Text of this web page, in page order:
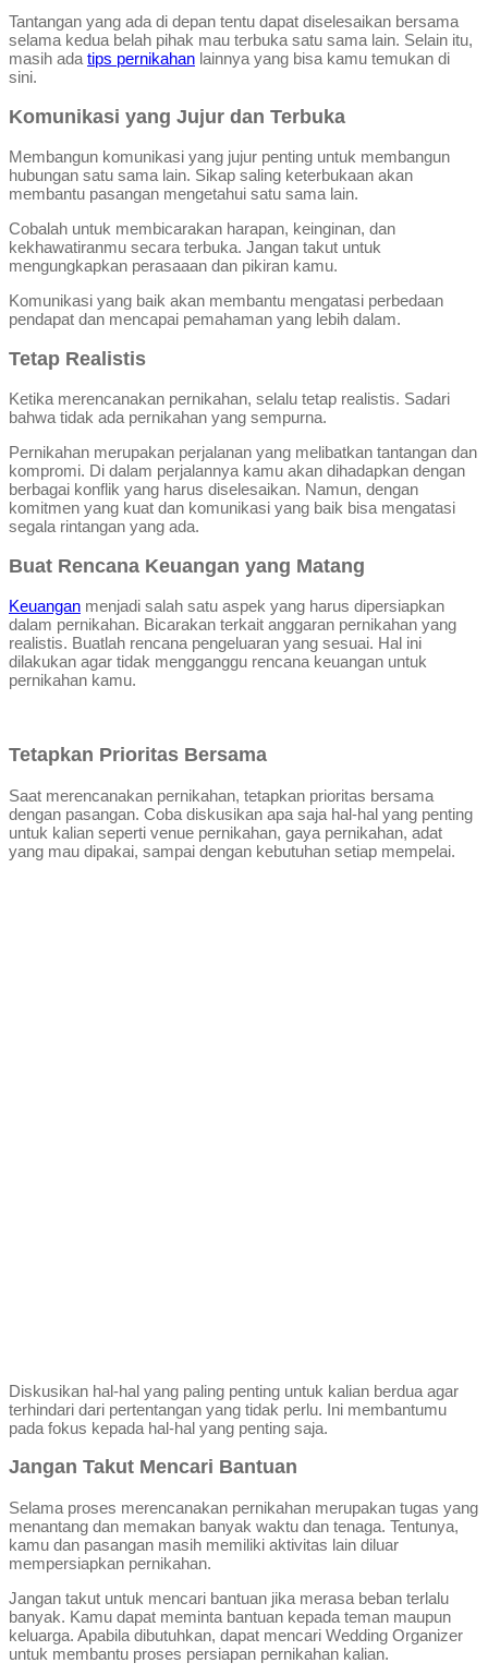
Tantangan yang ada di depan tentu dapat diselesaikan bersama
selama kedua belah pihak mau terbuka satu sama lain. Selain itu,
masih ada tips pernikahan lainnya yang bisa kamu temukan di
sini.
Komunikasi yang Jujur dan Terbuka
Membangun komunikasi yang jujur penting untuk membangun
hubungan satu sama lain. Sikap saling keterbukaan akan
membantu pasangan mengetahui satu sama lain.
Cobalah untuk membicarakan harapan, keinginan, dan
kekhawatiranmu secara terbuka. Jangan takut untuk
mengungkapkan perasaaan dan pikiran kamu.
Komunikasi yang baik akan membantu mengatasi perbedaan
pendapat dan mencapai pemahaman yang lebih dalam.
Tetap Realistis
Ketika merencanakan pernikahan, selalu tetap realistis. Sadari
bahwa tidak ada pernikahan yang sempurna.
Pernikahan merupakan perjalanan yang melibatkan tantangan dan
kompromi. Di dalam perjalannya kamu akan dihadapkan dengan
berbagai konflik yang harus diselesaikan. Namun, dengan
komitmen yang kuat dan komunikasi yang baik bisa mengatasi
segala rintangan yang ada.
Buat Rencana Keuangan yang Matang
Keuangan menjadi salah satu aspek yang harus dipersiapkan
dalam pernikahan. Bicarakan terkait anggaran pernikahan yang
realistis. Buatlah rencana pengeluaran yang sesuai. Hal ini
dilakukan agar tidak mengganggu rencana keuangan untuk
pernikahan kamu.
Tetapkan Prioritas Bersama
Saat merencanakan pernikahan, tetapkan prioritas bersama
dengan pasangan. Coba diskusikan apa saja hal-hal yang penting
untuk kalian seperti venue pernikahan, gaya pernikahan, adat
yang mau dipakai, sampai dengan kebutuhan setiap mempelai.
Diskusikan hal-hal yang paling penting untuk kalian berdua agar
terhindari dari pertentangan yang tidak perlu. Ini membantumu
pada fokus kepada hal-hal yang penting saja.
Jangan Takut Mencari Bantuan
Selama proses merencanakan pernikahan merupakan tugas yang
menantang dan memakan banyak waktu dan tenaga. Tentunya,
kamu dan pasangan masih memiliki aktivitas lain diluar
mempersiapkan pernikahan.
Jangan takut untuk mencari bantuan jika merasa beban terlalu
banyak. Kamu dapat meminta bantuan kepada teman maupun
keluarga. Apabila dibutuhkan, dapat mencari Wedding Organizer
untuk membantu proses persiapan pernikahan kalian.